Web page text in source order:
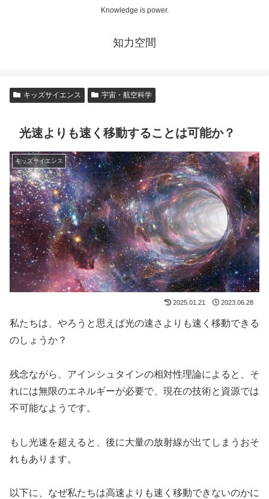
Knowledge is power.
知力空間
キッズサイエンス 宇宙・航空科学
光速よりも速く移動することは可能か？
キッズサイエンス
2025.01.21 2023.06.28
私たちは、やろうと思えば光の速さよりも速く移動できる
のしょうか？
残念ながら、アインシュタインの相対性理論によると、そ
れには無限のエネルギーが必要で、現在の技術と資源では
不可能なようです。
もし光速を超えると、後に大量の放射線が出てしまうおそ
れもあります。
以下に、なぜ私たちは高速よりも速く移動できないのかに